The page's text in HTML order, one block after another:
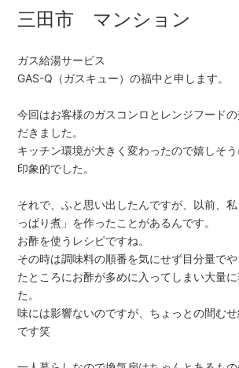
三田市 マンション
ガス給湯サービス
GAS-Q（ガスキュー）の福中と申します。
今回はお客様のガスコンロとレンジフード
だきました。
キッチン環境が大きく変わったので嬉しそ
印象的でした。
それで、ふと思い出したんですが、以前、
っぱり煮」を作ったことがあるんです。
お酢を使うレシピですね。
その時は調味料の順番を気にせず目分量で
たところにお酢が多めに入ってしまい大量
た。
味には影響ないのですが、ちょっとの間む
です笑